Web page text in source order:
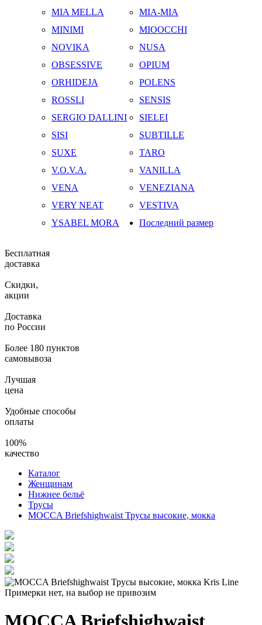
MIA MELLA
MIA-MIA
MINIMI
MIOOCCHI
NOVIKA
NUSA
OBSESSIVE
OPIUM
ORHIDEJA
POLENS
ROSSLI
SENSIS
SERGIO DALLINI
SIELEI
SISI
SUBTILLE
SUXE
TARO
V.O.V.A.
VANILLA
VENA
VENEZIANA
VERY NEAT
VESTIVA
YSABEL MORA
Последний размер
Бесплатная
доставка
Скидки,
акции
Доставка
по России
Более 180 пунктов
самовывоза
Лучшая
цена
Удобные способы
оплаты
100%
качество
Каталог
Женщинам
Нижнее бельё
Трусы
MOCCA Briefshighwaist Трусы высокие, мокка
Примерки нет, на выбор не привозим